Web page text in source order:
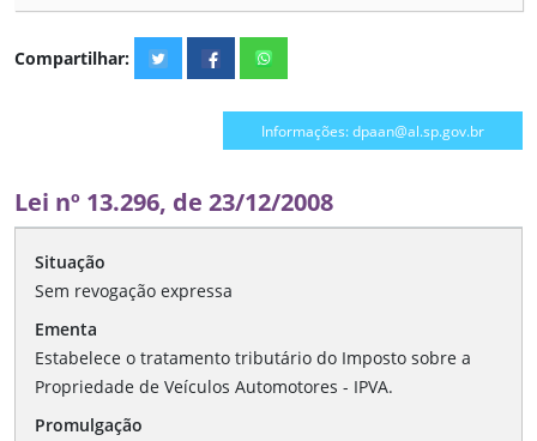
Compartilhar:
Informações: dpaan@al.sp.gov.br
Lei nº 13.296, de 23/12/2008
Situação
Sem revogação expressa
Ementa
Estabelece o tratamento tributário do Imposto sobre a
Propriedade de Veículos Automotores - IPVA.
Promulgação